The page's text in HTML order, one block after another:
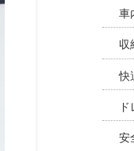
車
収
快
安